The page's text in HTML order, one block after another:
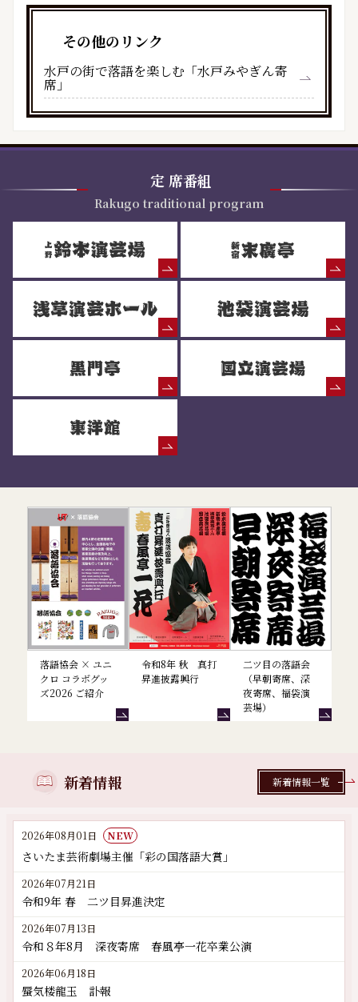
その他のリンク
水戸の街で落語を楽しむ「水戸みやぎん寄
席」
定 席番組
Rakugo traditional program
落語協会 × ユニ
クロ コラボグッ
ズ2026 ご紹介
令和8年 秋 真打
昇進披露興行
二ツ目の落語会
（早朝寄席、深
夜寄席、福袋演
芸場）
新着情報
2026年08月01日 NEW
さいたま芸術劇場主催「彩の国落語大賞」
2026年07月21日
令和9年 春 二ツ目昇進決定
2026年07月13日
令和８年8月 深夜寄席 春風亭一花卒業公演
2026年06月18日
蜃気楼龍玉 訃報
新着情報一覧